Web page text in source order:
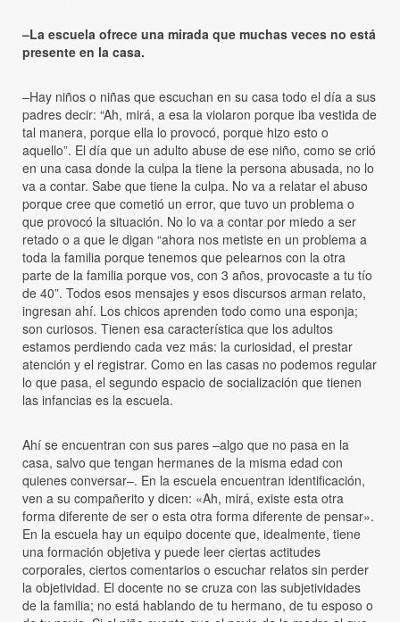
–La escuela ofrece una mirada que muchas veces no está
presente en la casa.
–Hay niños o niñas que escuchan en su casa todo el día a sus
padres decir: “Ah, mirá, a esa la violaron porque iba vestida de
tal manera, porque ella lo provocó, porque hizo esto o
aquello”. El día que un adulto abuse de ese niño, como se crió
en una casa donde la culpa la tiene la persona abusada, no lo
va a contar. Sabe que tiene la culpa. No va a relatar el abuso
porque cree que cometió un error, que tuvo un problema o
que provocó la situación. No lo va a contar por miedo a ser
retado o a que le digan “ahora nos metiste en un problema a
toda la familia porque tenemos que pelearnos con la otra
parte de la familia porque vos, con 3 años, provocaste a tu tío
de 40”. Todos esos mensajes y esos discursos arman relato,
ingresan ahí. Los chicos aprenden todo como una esponja;
son curiosos. Tienen esa característica que los adultos
estamos perdiendo cada vez más: la curiosidad, el prestar
atención y el registrar. Como en las casas no podemos regular
lo que pasa, el segundo espacio de socialización que tienen
las infancias es la escuela.
Ahí se encuentran con sus pares –algo que no pasa en la
casa, salvo que tengan hermanes de la misma edad con
quienes conversar–. En la escuela encuentran identificación,
ven a su compañerito y dicen: «Ah, mirá, existe esta otra
forma diferente de ser o esta otra forma diferente de pensar».
En la escuela hay un equipo docente que, idealmente, tiene
una formación objetiva y puede leer ciertas actitudes
corporales, ciertos comentarios o escuchar relatos sin perder
la objetividad. El docente no se cruza con las subjetividades
de la familia; no está hablando de tu hermano, de tu esposo o